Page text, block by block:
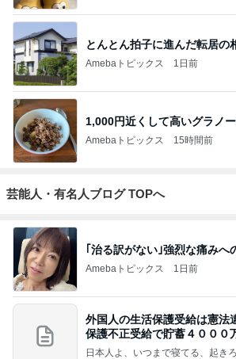
とんとん拍子に進んだ転居の
Amebaトピックス 1日前
1,000円近くして高いグラノ
Amebaトピックス 15時間前
芸能人・有名人ブログ TOPへ
｢治る訳がない｣強烈な痛みへ
Amebaトピックス 1日前
外国人の生活保護受給は憲法
保護不正受給で貯蓄４０００
ンを
日本人よ、いつまで寝てる、起きろ